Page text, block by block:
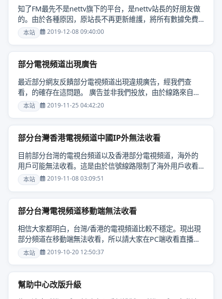
知了FM最先不是nettv旗下的平台，是nettv站長的好朋友做
的。由於各種原因，原站長不再更新維護，將所有數據免費
貢獻給了Nettv.live全球電視直播。 同時我們按照nettv現有
的版面重新開設......
本站 2019-12-08 09:40:00
部分電視頻道出現廣告
最近部分網友反饋部分電視頻道出現違規廣告，經我們查
看，的確存在這問題。 廣告並非我們投放，由於線路來自第
三方，廣告應該是第三方平台投放的。我們也無法去除廣
告，請大家......
本站 2019-11-25 04:42:20
部分台灣香港電視頻道中國IP外無法收看
目前部分台灣的電視台頻道以及香港部分電視頻道，海外的
用戶可能無法收看。這是由於信號線路限制了海外用戶收看
（線路由第三方提供，我們無法控制），所以可能會導致播
放器無......
本站 2019-11-08 03:09:51
部分台灣電視頻道移動端無法收看
相信大家都明白，台灣/香港的電視頻道比較不穩定。現出現
部分頻道在移動端無法收看，所以請大家在PC端收看直播。
如果PC端和移動端都無法收看，再嘗試報錯，請大家理解和
支持！......
本站 2019-10-20 12:50:37
幫助中心改版升級